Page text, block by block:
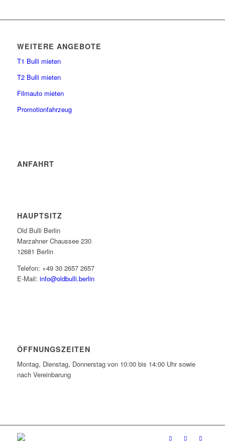
WEITERE ANGEBOTE
T1 Bulli mieten
T2 Bulli mieten
Filmauto mieten
Promotionfahrzeug
ANFAHRT
HAUPTSITZ
Old Bulli Berlin
Marzahner Chaussee 230
12681 Berlin
Telefon: +49 30 2657 2657
E-Mail: info@oldbulli.berlin
ÖFFNUNGSZEITEN
Montag, Dienstag, Donnerstag von 10:00 bis 14:00 Uhr sowie
nach Vereinbarung